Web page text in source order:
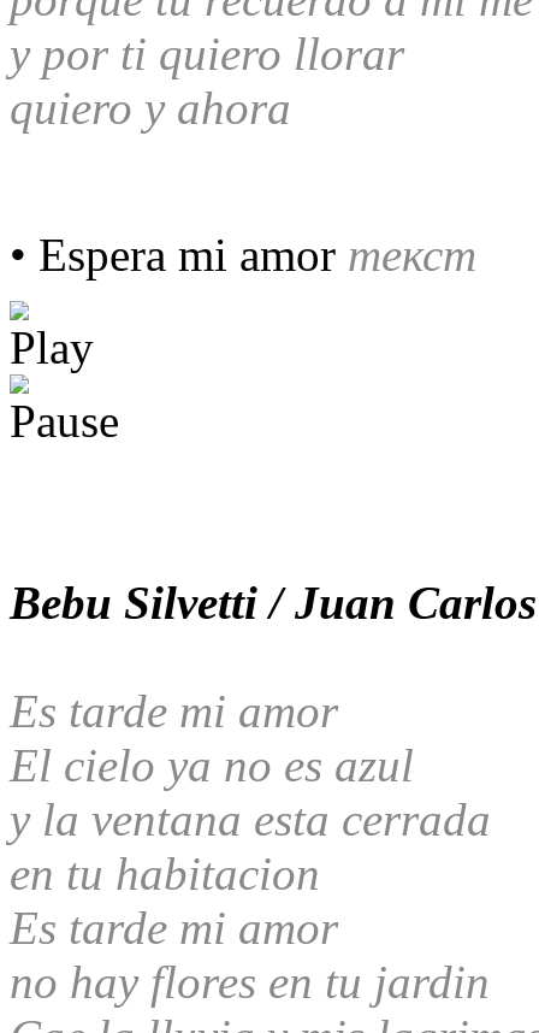
y por ti quiero llorar
quiero y ahora
• Espera mi amor текст
Bebu Silvetti / Juan
Es tarde mi amor
El cielo ya no es azul
y la ventana esta cerrada
en tu habitacion
Es tarde mi amor
no hay flores en tu jardin